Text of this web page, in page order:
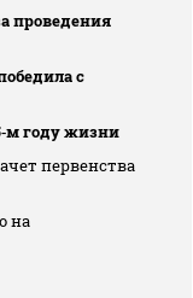
проведения
с
году жизни
первенства
на